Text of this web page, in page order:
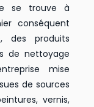
se trouve à
conséquent
des produits
de nettoyage
mise
de sources
vernis,